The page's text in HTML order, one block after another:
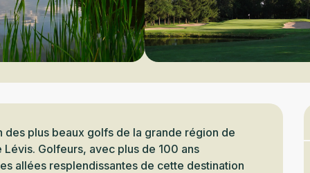
plus beaux golfs de la grande région de
Golfeurs, avec plus de 100 ans
allées resplendissantes de cette destination